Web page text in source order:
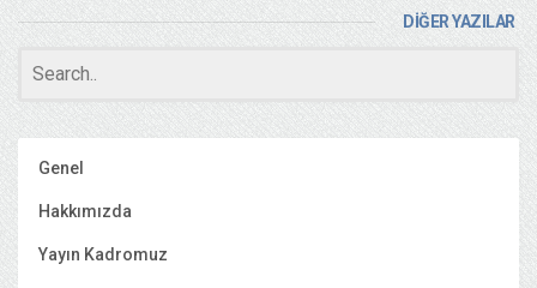
DİĞER YAZILAR
Genel
Hakkımızda
Yayın Kadromuz